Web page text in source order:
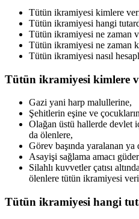
Tütün ikramiyesi kimlere
Tütün ikramiyesi hangi
Tütün ikramiyesi ne zaman
Tütün ikramiyesi ne zaman
Tütün ikramiyesi nasıl
Tütün ikramiyesi kimlere
Gazi yani harp malullerine,
Şehitlerin eşine ve
Olağan üstü hallerde devlet
da ölenlere,
Görev başında yaralanan ya
Asayişi sağlama amacı
Silahlı kuvvetler çatısı
ölenlere tütün ikramiyesi
Tütün ikramiyesi hangi